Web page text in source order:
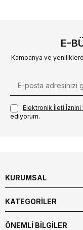
E-
Kampanya ve
Elektronik İleti İzni‌ni
ediyorum.
KURUMSAL
KATEGORİLER
ÖNEMLİ BİLGİLER